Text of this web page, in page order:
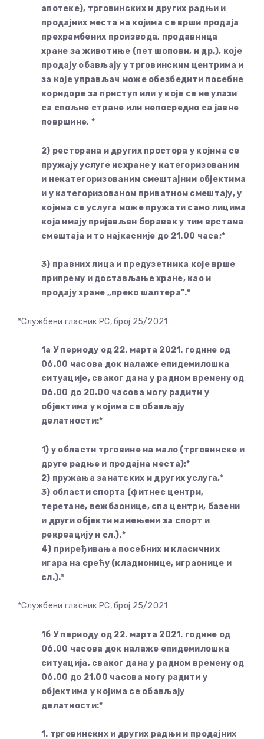
апотеке), трговинских и других радњи и
продајних места на којима се врши продаја
прехрамбених производа, продавница
хране за животиње (пет шопови, и др.), које
продају обављају у трговинским центрима и
за које управљач може обезбедити посебне
коридоре за приступ или у које се не улази
са спољне стране или непосредно са јавне
површине, *
2) ресторана и других простора у којима се
пружају услуге исхране у категоризованим
и некатегоризованим смештајним објектима
и у категоризованом приватном смештају, у
којима се услуга може пружати само лицима
која имају пријављен боравак у тим врстама
смештаја и то најкасније до 21.00 часа;*
3) правних лица и предузетника које врше
припрему и достављање хране, као и
продају хране „преко шалтера”.*
*Службени гласник РС, број 25/2021
1а У периоду од 22. марта 2021. године од
06.00 часова док налаже епидемилошка
ситуације, сваког дана у радном времену од
06.00 до 20.00 часова могу радити у
објектима у којима се обављају
делатности:*
1) у области трговине на мало (трговинске и
друге радње и продајна места);*
2) пружања занатских и других услуга,*
3) области спорта (фитнес центри,
теретане, вежбаонице, спа центри, базени
и други објекти намењени за спорт и
рекреацију и сл.),*
4) приређивања посебних и класичних
игара на срећу (кладионице, играонице и
сл.).*
*Службени гласник РС, број 25/2021
1б У периоду од 22. марта 2021. године од
06.00 часова док налаже епидемилошка
ситуација, сваког дана у радном времену од
06.00 до 21.00 часова могу радити у
објектима у којима се обављају
делатности:*
1. трговинских и других радњи и продајних